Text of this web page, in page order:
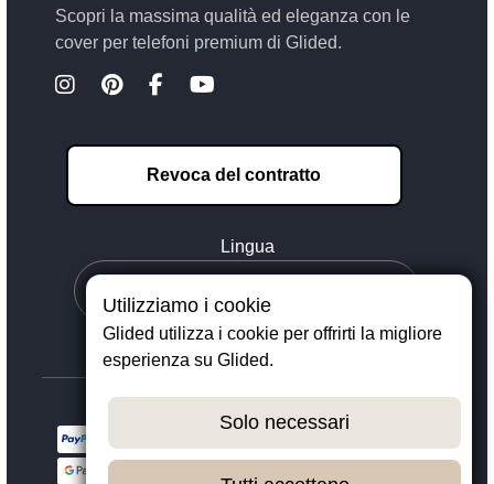
Scopri la massima qualità ed eleganza con le
cover per telefoni premium di Glided.
Revoca del contratto
Lingua
Utilizziamo i cookie
Glided utilizza i cookie per offrirti la migliore
esperienza su Glided.
Solo necessari